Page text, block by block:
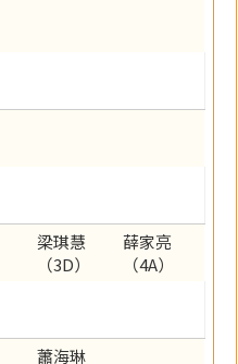
梁琪慧
（3D）
薛家亮
（4A）
蕭海琳